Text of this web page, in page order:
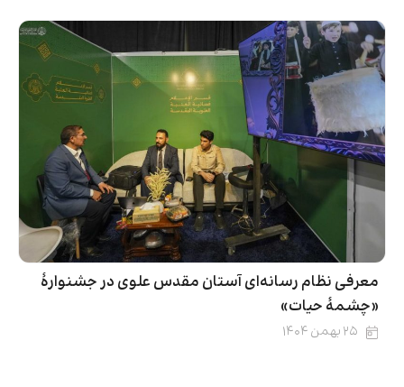
معرفی نظام رسانه‌ای آستان مقدس علوی در جشنوارۀ
«چشمهٔ حیات»
۲۵ بهمن ۱۴۰۴